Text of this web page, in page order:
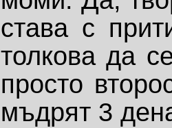
става с
толкова да
просто
мъдрят 3